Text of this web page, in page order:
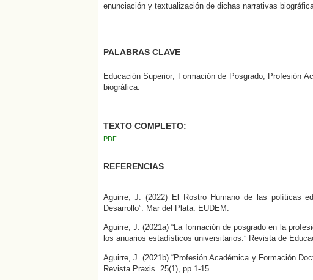
enunciación y textualización de dichas narrativas
PALABRAS CLAVE
Educación Superior; Formación de Posgrado; Profesión
biográfica.
TEXTO COMPLETO:
PDF
REFERENCIAS
Aguirre, J. (2022) El Rostro Humano de las políticas
Desarrollo”. Mar del Plata: EUDEM.
Aguirre, J. (2021a) “La formación de posgrado en la
los anuarios estadísticos universitarios.” Revista de
Aguirre, J. (2021b) “Profesión Académica y Formación
Revista Praxis. 25(1), pp.1-15.